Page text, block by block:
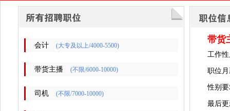
会计 (大专及以上/4000-5500)
带货主播 (不限/6000-10000)
司机 (不限/7000-10000)
带货
工作
职位月
性别
最后